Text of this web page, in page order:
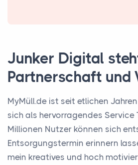
Junker Digital
Partnerschaft und
MyMüll.de ist seit etlichen
sich als hervorragendes Service
Millionen Nutzer können sich
Entsorgungstermin erinnern
mein kreatives und hoch